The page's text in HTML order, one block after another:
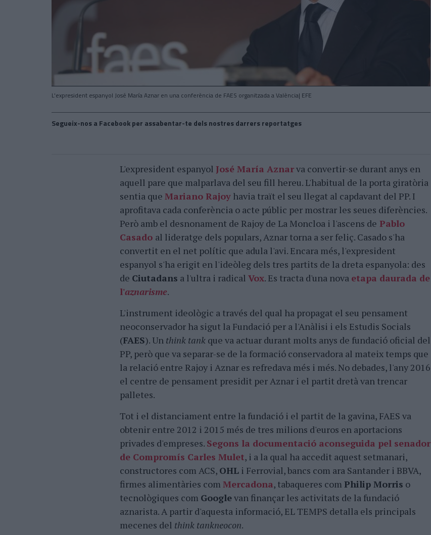
L'expresident espanyol José María Aznar en una conferència de FAES organitzada a València| EFE
Segueix-nos a Facebook per assabentar-te dels nostres darrers reportatges
L'expresident espanyol José María Aznarva convertir-se durant anys en
aquell pare que malparlava del seu fill hereu. L'habitual de la porta giratòria
sentia que Mariano Rajoy havia traït el seu llegat al capdavant del PP. I
aprofitava cada conferència o acte públic per mostrar les seues diferències.
Però amb el desnonament de Rajoy de La Moncloa i l'ascens de Pablo
Casado al lideratge dels populars, Aznar torna a ser feliç. Casado s'ha
convertit en el net polític que adula l'avi. Encara més, l'expresident
espanyol s'ha erigit en l'ideòleg dels tres partits de la dreta espanyola: des
de Ciutadans a l'ultra i radical Vox. Es tracta d'una nova etapa daurada de
l'aznarisme.
L'instrument ideològic a través del qual ha propagat el seu pensament
neoconservador ha sigut la Fundació per a l'Anàlisi i els Estudis Socials
(FAES). Un think tank que va actuar durant molts anys de fundació oficial del
PP, però que va separar-se de la formació conservadora al mateix temps que
la relació entre Rajoy i Aznar es refredava més i més. No debades, l'any 2016
el centre de pensament presidit per Aznar i el partit dretà van trencar
palletes.
Tot i el distanciament entre la fundació i el partit de la gavina, FAES va
obtenir entre 2012 i 2015 més de tres milions d'euros en aportacions
privades d'empreses. Segons la documentació aconseguida pel senador
de Compromís Carles Mulet, i a la qual ha accedit aquest setmanari,
constructores com ACS, OHL i Ferrovial, bancs com ara Santander i BBVA,
firmes alimentàries com Mercadona, tabaqueres com Philip Morris o
tecnològiques com Googlevan finançar les activitats de la fundació
aznarista. A partir d'aquesta informació, EL TEMPS detalla els principals
mecenes del think tankneocon.